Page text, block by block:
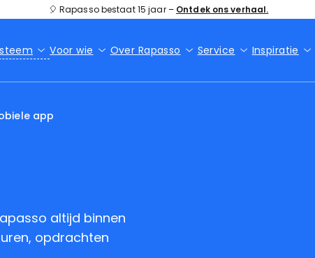
🎈 Rapasso bestaat 15 jaar – Ontdek ons verhaal.
Voor wie Over Rapasso Service Inspiratie
app
altijd binnen
opdrachten